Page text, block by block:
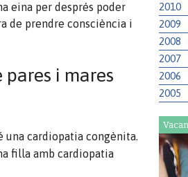
eina per després poder
de prendre consciència i
pares i mares
una cardiopatia congènita.
filla amb cardiopatia
2010
2009
2008
2007
2006
2005